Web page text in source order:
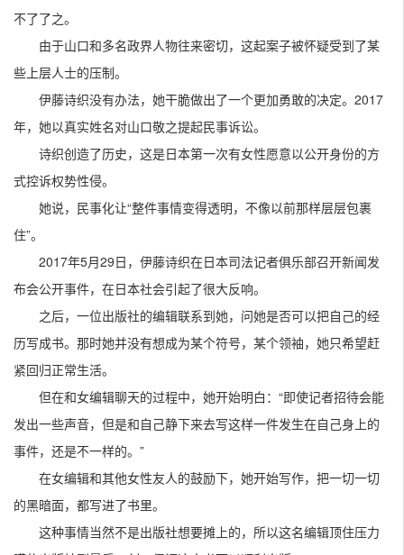
不了了之。
由于山口和多名政界人物往来密切，这起案子被怀疑受到了某
些上层人士的压制。
伊藤诗织没有办法，她干脆做出了一个更加勇敢的决定。2017
年，她以真实姓名对山口敬之提起民事诉讼。
诗织创造了历史，这是日本第一次有女性愿意以公开身份的方
式控诉权势性侵。
她说，民事化让“整件事情变得透明，不像以前那样层层包裹
住”。
2017年5月29日，伊藤诗织在日本司法记者俱乐部召开新闻发
布会公开事件，在日本社会引起了很大反响。
之后，一位出版社的编辑联系到她，问她是否可以把自己的经
历写成书。那时她并没有想成为某个符号，某个领袖，她只希望赶
紧回归正常生活。
但在和女编辑聊天的过程中，她开始明白：“即使记者招待会能
发出一些声音，但是和自己静下来去写这样一件发生在自己身上的
事件，还是不一样的。”
在女编辑和其他女性友人的鼓励下，她开始写作，把一切一切
的黑暗面，都写进了书里。
这种事情当然不是出版社想要摊上的，所以这名编辑顶住压力